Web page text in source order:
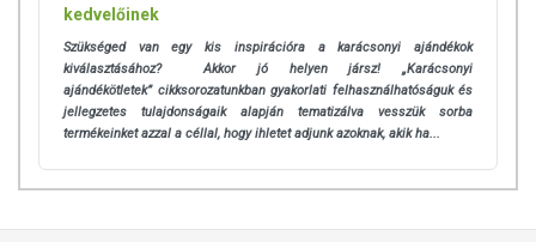
kedvelőinek
Szükséged van egy kis inspirációra a karácsonyi ajándékok
kiválasztásához? Akkor jó helyen jársz! „Karácsonyi
ajándékötletek” cikksorozatunkban gyakorlati felhasználhatóságuk és
jellegzetes tulajdonságaik alapján tematizálva vesszük sorba
termékeinket azzal a céllal, hogy ihletet adjunk azoknak, akik ha...